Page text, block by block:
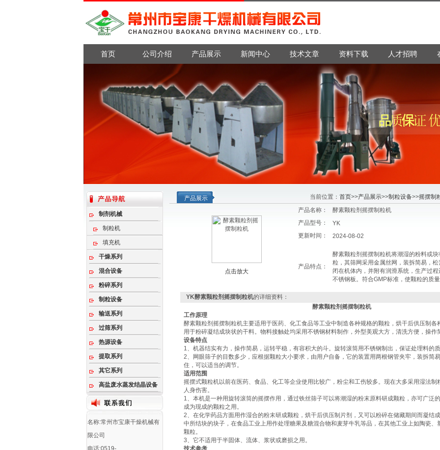
首页 公司介绍 产品展示 新闻中心 技术文章 资料下载 人才招聘
制剂机械
制粒机
填充机
干燥系列
混合设备
粉碎系列
制粒设备
输送系列
过筛系列
热源设备
提取系列
其它系列
高盐废水蒸发结晶设备
名称:常州市宝康干燥机械有
限公司
电话:0519-
产品展示 当前位置： 首页>>产品展示>>制粒设备>>摇摆制
点击放大
产品名称：
酵素颗粒剂摇摆制粒机
产品型号：
YK
更新时间：
2024-08-02
产品特点：
酵素颗粒剂摇摆制粒机将潮湿的粉料或
粒，其筛网采用金属丝网，装拆简易，
闭在机体内，并附有润滑系统，生产过
不锈钢板。符合GMP标准，使颗粒的质
YK酵素颗粒剂摇摆制粒机的详细资料：
酵素颗粒剂摇摆制粒机
工作原理
酵素颗粒剂摇摆制粒机主要适用于医药、化工食品等工业中制造各种规格的颗粒，烘干后供压制各
用于粉碎凝结成块状的干料。物料接触处均采用不锈钢材料制作，外型美观大方，清洗方便，操作
设备特点
1、机器结实有力，操作简易，运转平稳，有容积大的斗。旋转滚筒用不锈钢制出，保证处理料的
2、网眼筛子的目数多少，应根据颗粒大小要求，由用户自备，它的装置用两根钢管夹牢，装拆简
住，可以适当的调节。
适用范围
摇摆式颗粒机以前在医药、食品、化工等企业使用比较广，粉尘和工伤较多。现在大多采用湿法制
人身伤害。
1、本机是一种用旋转滚筒的摇摆作用，通过铁丝筛子可以将潮湿的粉末原料研成颗粒，亦可广泛
成为现成的颗粒之用。
2、在化学药品方面用作湿合的粉末研成颗粒，烘干后供压制片剂，又可以粉碎在储藏期间而凝结
中所结块的块子，在食品工业上用作处理糖果及糖混合物和麦芽牛乳等品，在其他工业上如陶瓷、
颗粒。
3、它不适用于半固体、流体、浆状或磨损之用。
技术参考